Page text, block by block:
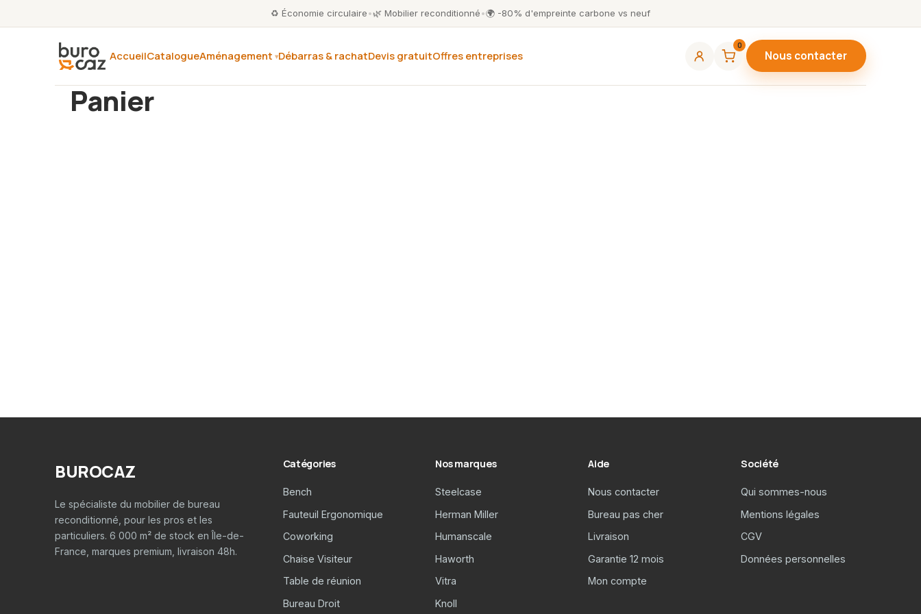
♻️ Économie circulaire•🌿 Mobilier reconditionné•🌍 -80% d'empreinte carbone vs neuf
AccueilCatalogueAménagement Débarras & rachatDevis gratuitOffres entreprises
0
Nous contacter
Panier
BUROCAZ
Le spécialiste du mobilier de bureau
reconditionné, pour les pros et les
particuliers. 6 000 m² de stock en Île-de-
France, marques premium, livraison 48h.
Catégories
Bench
Fauteuil Ergonomique
Coworking
Chaise Visiteur
Table de réunion
Bureau Droit
Nos marques
Steelcase
Herman Miller
Humanscale
Haworth
Vitra
Knoll
Aide
Nous contacter
Bureau pas cher
Livraison
Garantie 12 mois
Mon compte
Société
Qui sommes-nous
Mentions légales
CGV
Données personnelles